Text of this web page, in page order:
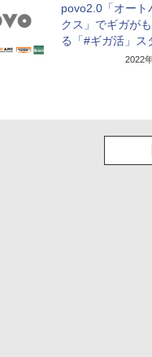
povo2.0「オート
クス」でギガがも
る「#ギガ活」ス
2022